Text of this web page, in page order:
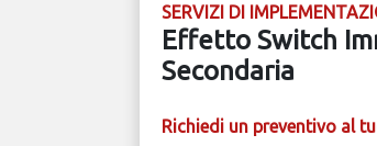
SERVIZI DI
Effetto Switch
Secondaria
Richiedi un preventivo al